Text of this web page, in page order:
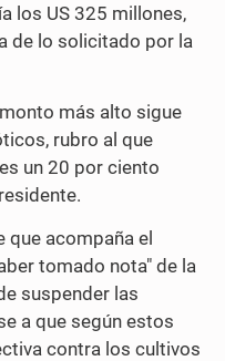
los US 325 millones,
de lo solicitado por la
más alto sigue
rubro al que
un 20 por ciento
que acompaña el
tomado nota" de la
suspender las
a que según estos
contra los cultivos